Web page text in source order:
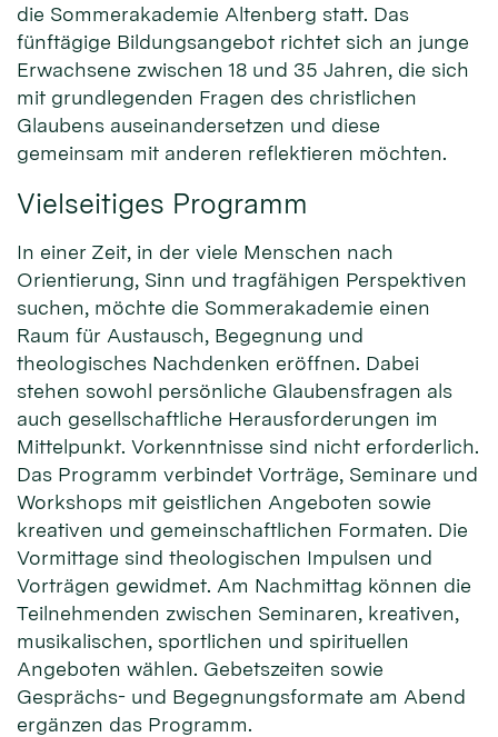
die Sommerakademie Altenberg statt. Das
fünftägige Bildungsangebot richtet sich an junge
Erwachsene zwischen 18 und 35 Jahren, die sich
mit grundlegenden Fragen des christlichen
Glaubens auseinandersetzen und diese
gemeinsam mit anderen reflektieren möchten.
Vielseitiges Programm
In einer Zeit, in der viele Menschen nach
Orientierung, Sinn und tragfähigen Perspektiven
suchen, möchte die Sommerakademie einen
Raum für Austausch, Begegnung und
theologisches Nachdenken eröffnen. Dabei
stehen sowohl persönliche Glaubensfragen als
auch gesellschaftliche Herausforderungen im
Mittelpunkt. Vorkenntnisse sind nicht erforderlich.
Das Programm verbindet Vorträge, Seminare und
Workshops mit geistlichen Angeboten sowie
kreativen und gemeinschaftlichen Formaten. Die
Vormittage sind theologischen Impulsen und
Vorträgen gewidmet. Am Nachmittag können die
Teilnehmenden zwischen Seminaren, kreativen,
musikalischen, sportlichen und spirituellen
Angeboten wählen. Gebetszeiten sowie
Gesprächs- und Begegnungsformate am Abend
ergänzen das Programm.